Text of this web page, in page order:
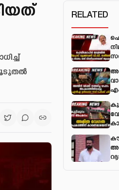
കൂടുതല്‍
RELATED